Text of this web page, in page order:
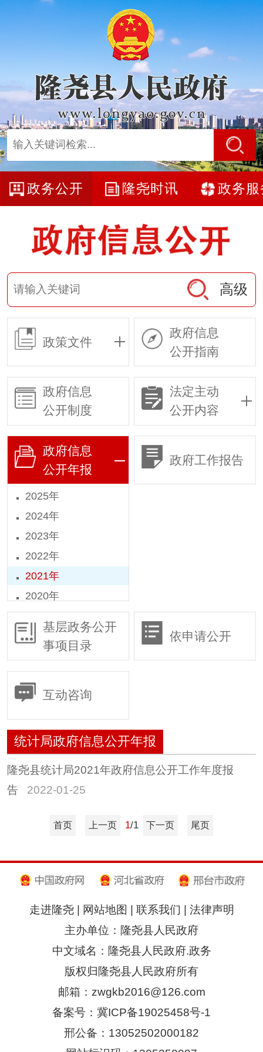
政务公开 隆尧时讯 政务服
高级
政策文件
政府信息
公开指南
政府信息
公开制度
法定主动
公开内容
政府信息
公开年报
2025年
2024年
2023年
2022年
2021年
2020年
2019年
2018年
政府工作报告
基层政务公开
事项目录
依申请公开
互动咨询
统计局政府信息公开年报
隆尧县统计局2021年政府信息公开工作年度报
告
2022-01-25
首页 上一页 1/1 下一页 尾页
走进隆尧| 网站地图 联系我们
法律声明
主办单位：隆尧县人民政府
中文域名：隆尧县人民政府.政务
版权归隆尧县人民政府所有
邮箱：zwgkb2016@126.com
备案号：冀ICP备19025458号-1
邢公备：13052502000182